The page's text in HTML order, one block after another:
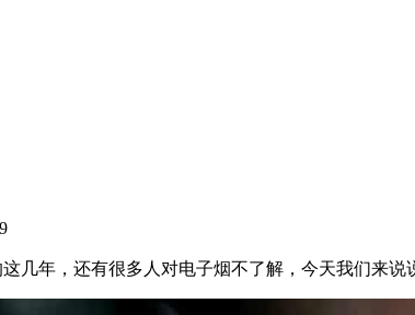
几年，还有很多人对电子烟不了解，今天我们来